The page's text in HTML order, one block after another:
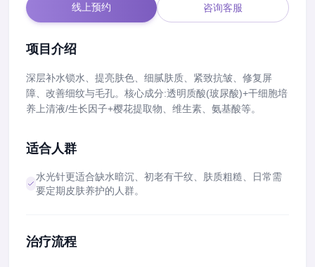
线上预约 咨询客服
项目介绍
深层补水锁水、提亮肤色、细腻肤质、紧致抗皱、修复屏
障、改善细纹与毛孔。核心成分:透明质酸(玻尿酸)+干细胞培
养上清液/生长因子+樱花提取物、维生素、氨基酸等。
适合人群
水光针更适合缺水暗沉、初老有干纹、肤质粗糙、日常需
要定期皮肤养护的人群。
治疗流程